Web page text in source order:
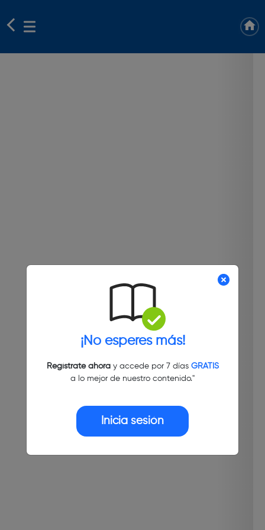
¡No esperes más!
Regístrate ahoray accede por 7 días GRATIS
a lo mejor de nuestro contenido."
Inicia sesión